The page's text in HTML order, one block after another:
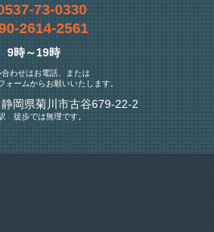
73-0330
2614-2561
9時～19時
わせはお電話、または
ォームからお願いいたします。
岡県菊川市古谷679-22-2
徒歩では無理です。